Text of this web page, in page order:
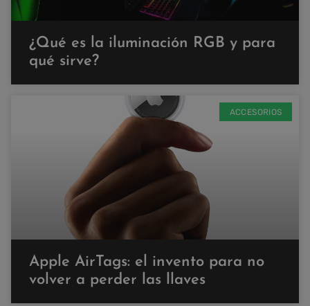
¿Qué es la iluminación RGB y para
qué sirve?
ACCESORIOS
Apple AirTags: el invento para no
volver a perder las llaves